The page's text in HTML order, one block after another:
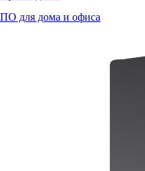
ПО для дома и офиса